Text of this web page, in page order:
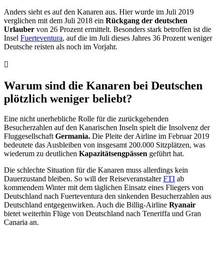
Anders sieht es auf den Kanaren aus. Hier wurde im Juli 2019
verglichen mit dem Juli 2018 ein Rückgang der deutschen
Urlauber von 26 Prozent ermittelt. Besonders stark betroffen ist die
Insel Fuerteventura, auf die im Juli dieses Jahres 36 Prozent weniger
Deutsche reisten als noch im Vorjahr.
Warum sind die Kanaren bei Deutschen
plötzlich weniger beliebt?
Eine nicht unerhebliche Rolle für die zurückgehenden
Besucherzahlen auf den Kanarischen Inseln spielt die Insolvenz der
FluggesellschaftGermania. Die Pleite der Airline im Februar 2019
bedeutete das Ausbleiben von insgesamt 200.000 Sitzplätzen, was
wiederum zu deutlichen Kapazitätsengpässen geführt hat.
Die schlechte Situation für die Kanaren muss allerdings kein
Dauerzustand bleiben. So will der ReiseveranstalterFTI ab
kommendem Winter mit dem täglichen Einsatz eines Fliegers von
Deutschland nach Fuerteventura den sinkenden Besucherzahlen aus
Deutschland entgegenwirken. Auch die Billig-Airline Ryanair
bietet weiterhin Flüge von Deutschland nach Teneriffa und Gran
Canaria an.